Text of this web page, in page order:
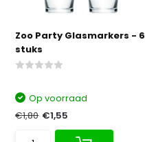
Zoo Party Glasmarkers - 6
stuks
Op voorraad
€1,80 €1,55